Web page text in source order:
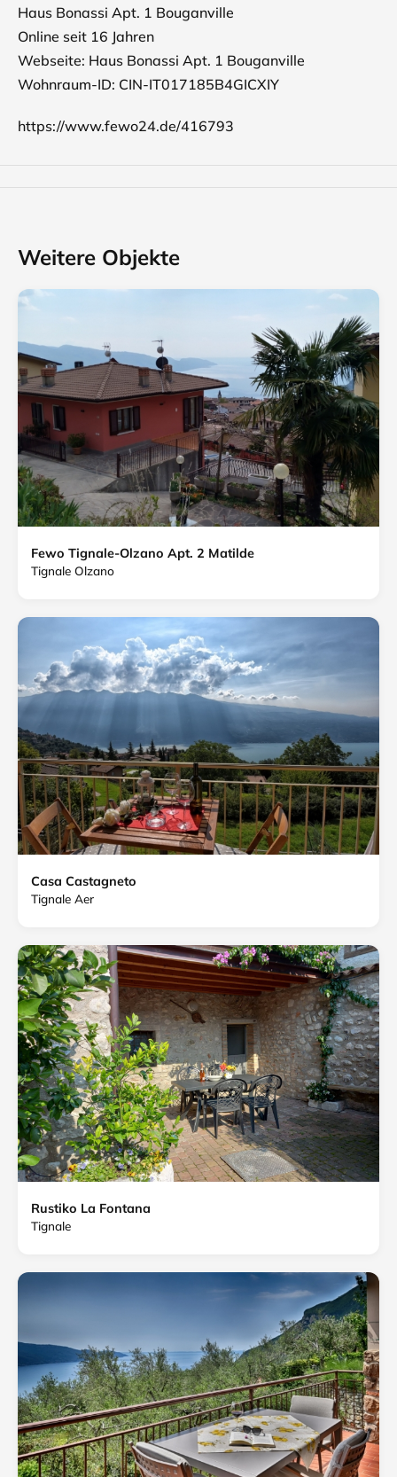
Haus Bonassi Apt. 1 Bouganville
Online seit 16 Jahren
Webseite: Haus Bonassi Apt. 1 Bouganville
Wohnraum-ID: CIN-IT017185B4GICXIY
https://www.fewo24.de/416793
Weitere Objekte
Fewo Tignale-Olzano Apt. 2 Matilde
Tignale Olzano
Casa Castagneto
Tignale Aer
Rustiko La Fontana
Tignale